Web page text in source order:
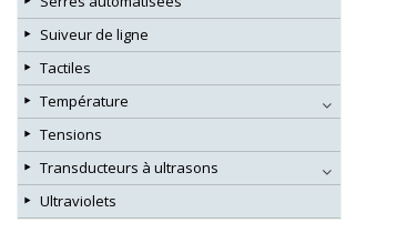
Suiveur de ligne
Tactiles
Température
Tensions
Transducteurs à ultrasons
Ultraviolets